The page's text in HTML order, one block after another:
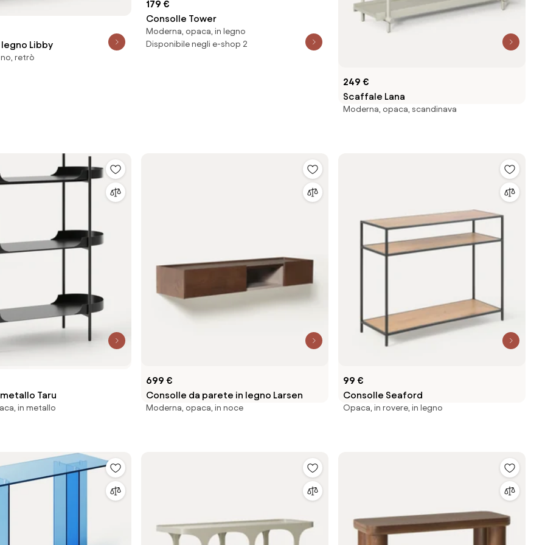
Libby
retrò
179 €
Consolle Tower
Moderna, opaca, in legno
Disponibile negli e-shop 2
249 €
Scaffale Lana
Moderna, opaca, scandinava
Taru
in metallo
699 €
Consolle da parete in legno Larsen
Moderna, opaca, in noce
99 €
Consolle Seaford
Opaca, in rovere, in legno